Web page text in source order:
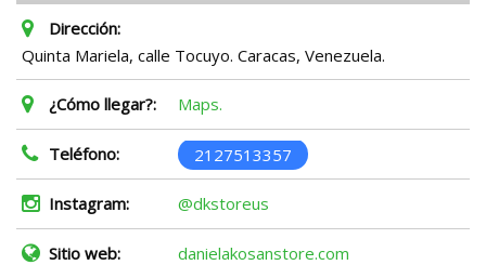
Dirección:
Quinta Mariela, calle Tocuyo. Caracas, Venezuela.
¿Cómo llegar?: Maps.
Teléfono: 2127513357
Instagram: @dkstoreus
Sitio web: danielakosanstore.com